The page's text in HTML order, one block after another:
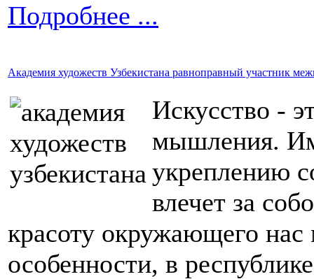
Подробнее ...
Академия художеств Узбекистана равноправный участник
Искусство -
мышления.
укреплению
влечет за
красоту окружающего
особенности, в